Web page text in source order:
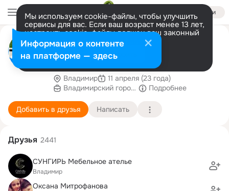
Войти
Мы используем cookie-файлы, чтобы улучшить
сервисы для вас. Если ваш возраст менее 13 лет,
настроить cookie-файлы должен ваш законный
представитель. Больше информации
Разрешить все Настроить
Владимирский ипотечный фонд
Ипотека во Владимирской области от 4.4% на
новостройку или рефинансирование
имеющейся ипотеки.
Владимир
11 апреля (23 года)
Владимирский городской ипотечный фонд
Подробнее
Добавить в друзья Написать
Друзья 2441
СУНГИРЬ Мебельное ателье
Владимир
Оксана Митрофанова
Информация о контенте
на платформе — здесь